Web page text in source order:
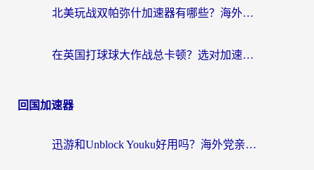
北美玩战双帕弥什加速器有哪些？海外党亲测好用的国服加速指南
在英国打球球大作战总卡顿？选对加速器让你告别延迟（附实测攻略）
回国加速器
迅游和Unblock Youku好用吗？海外党亲测：3个维度教你选对回国加速器